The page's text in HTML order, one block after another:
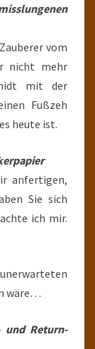
vom
nicht mehr
mit der
Fußzeh
heute ist.
anfertigen,
Sie sich
ich mir.
wäre…
und Return-